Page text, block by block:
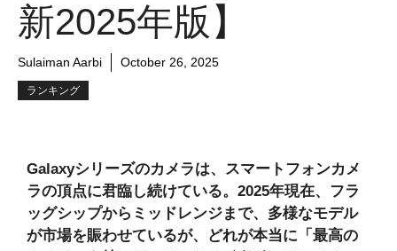
新2025年版】
Sulaiman Aarbi October 26, 2025
ランキング
Galaxyシリーズのカメラは、スマートフォンカメ
ラの頂点に君臨し続けている。2025年現在、フラ
ッグシップからミッドレンジまで、多様なモデル
が市場を賑わせているが、どれが本当に「最高の